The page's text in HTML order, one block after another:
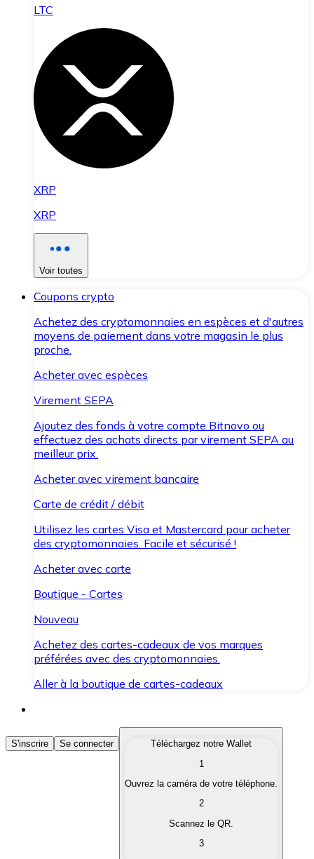
LTC
XRP
XRP
Voir toutes
Coupons crypto
Achetez des cryptomonnaies en espèces et d'autres
moyens de paiement dans votre magasin le plus
proche.
Acheter avec espèces
Virement SEPA
Ajoutez des fonds à votre compte Bitnovo ou
effectuez des achats directs par virement SEPA au
meilleur prix.
Acheter avec virement bancaire
Carte de crédit / débit
Utilisez les cartes Visa et Mastercard pour acheter
des cryptomonnaies. Facile et sécurisé !
Acheter avec carte
Boutique - Cartes
Nouveau
Achetez des cartes-cadeaux de vos marques
préférées avec des cryptomonnaies.
Aller à la boutique de cartes-cadeaux
Acheter des Cryptomonnaies
Achetez les cryptomonnaies qui vous intéressent
Convertissez vos cryptomonnaies en monnaie
S'inscrire Se connecter
Téléchargez notre Wallet
1
Ouvrez la caméra de votre téléphone.
2
Scannez le QR.
3